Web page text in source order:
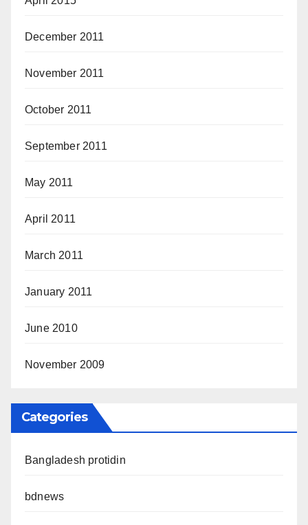
December 2011
November 2011
October 2011
September 2011
May 2011
April 2011
March 2011
January 2011
June 2010
November 2009
Categories
Bangladesh protidin
bdnews